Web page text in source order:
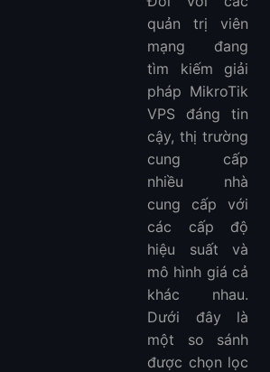
quản trị viên
mạng đang
tìm kiếm giải
pháp MikroTik
VPS đáng tin
cậy, thị trường
cung cấp
nhiều nhà
cung cấp với
các cấp độ
hiệu suất và
mô hình giá cả
khác nhau.
Dưới đây là
một so sánh
được chọn lọc